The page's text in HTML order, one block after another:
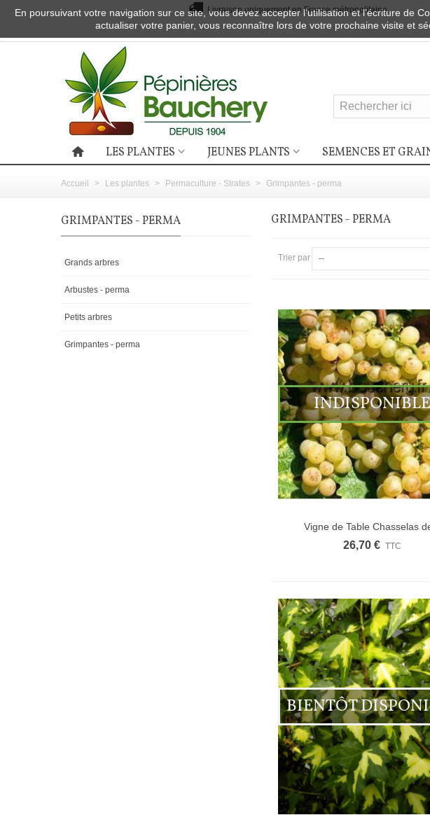
En poursuivant votre navigation sur ce site, vous devez accepter l’utilisation et l'écriture de
actualiser votre panier, vous reconnaître lors de votre prochaine visite et
Livraison uniquement en France métropolitaine
LES PLANTES JEUNES PLANTS SEMENCES ET
Accueil > Les plantes > Permaculture - Strates > Grimpantes - perma
GRIMPANTES - PERMA
Grands arbres
Arbustes - perma
Petits arbres
Grimpantes - perma
GRIMPANTES - PERMA
Trier par --
Vigne de Table Chasselas
26,70 € TTC
BIENTÔT